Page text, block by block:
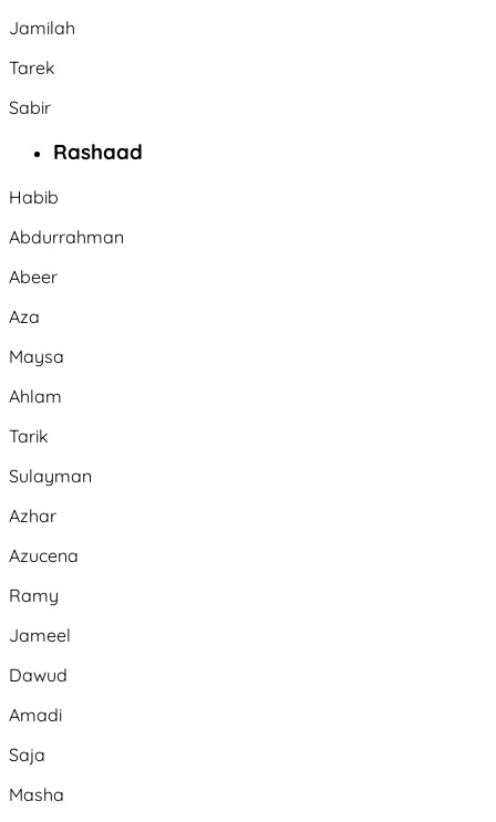
Jamilah
Tarek
Sabir
Rashaad
Habib
Abdurrahman
Abeer
Aza
Maysa
Ahlam
Tarik
Sulayman
Azhar
Azucena
Ramy
Jameel
Dawud
Amadi
Saja
Masha